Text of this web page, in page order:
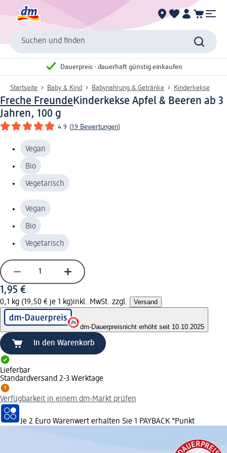
Suchen und finden
Dauerpreis - dauerhaft günstig einkaufen
Startseite Baby & Kind Babynahrung & Getränke Kinderkekse
Freche Freunde Kinderkekse Apfel & Beeren ab 3
Jahren, 100 g
4.9 (19 Bewertungen)
Vegan
Bio
Vegetarisch
Vegan
Bio
Vegetarisch
1,95 €
0,1 kg (19,50 € je 1 kg)inkl. MwSt. zzgl. Versand
dm-Dauerpreisnicht erhöht seit 10.10.2025
In den Warenkorb
Lieferbar
Standardversand 2-3 Werktage
Verfügbarkeit in einem dm-Markt prüfen
Je 2 Euro Warenwert erhalten Sie 1 PAYBACK °Punkt